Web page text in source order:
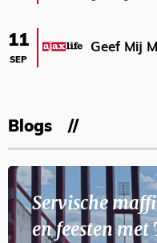
11
SEP
Geef Mij
Blogs
Servische
en feesten met